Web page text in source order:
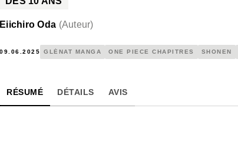
Eiichiro Oda (Auteur)
09.06.2025 GLÉNAT MANGA ONE PIECE CHAPITRES SHONEN
RÉSUMÉ DÉTAILS AVIS